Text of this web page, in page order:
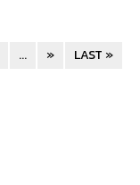
... » LAST »